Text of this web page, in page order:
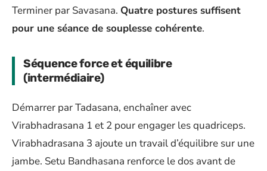
Terminer par Savasana. Quatre postures suffisent
pour une séance de souplesse cohérente.
Séquence force et équilibre
(intermédiaire)
Démarrer par Tadasana, enchaîner avec
Virabhadrasana 1 et 2 pour engager les quadriceps.
Virabhadrasana 3 ajoute un travail d’équilibre sur une
jambe. Setu Bandhasana renforce le dos avant de